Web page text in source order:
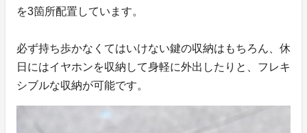
を3箇所配置しています。
必ず持ち歩かなくてはいけない鍵の収納はもちろん、休
日にはイヤホンを収納して身軽に外出したりと、フレキ
シブルな収納が可能です。